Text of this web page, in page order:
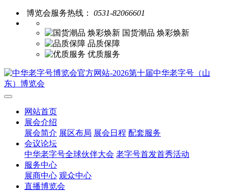
博览会服务热线： 0531-82066601
国货潮品 焕彩焕新
品质保障
优质服务
网站首页
展会介绍
展会简介 展区布局 展会日程 配套服务
会议论坛
中华老字号全球伙伴大会 老字号首发首秀活动
服务中心
展商中心 观众中心
直播博览会